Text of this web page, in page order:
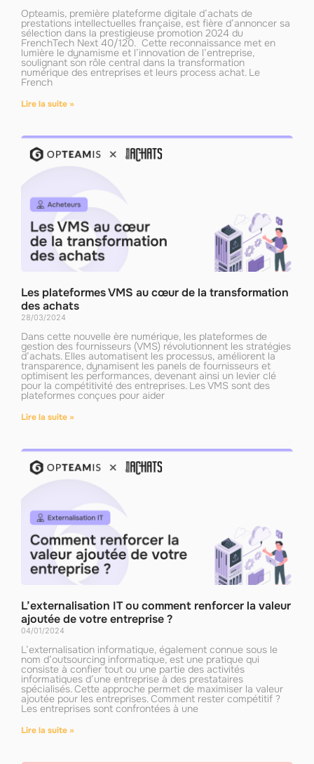
Opteamis, première plateforme digitale d’achats de
prestations intellectuelles française, est fière d’annoncer sa
sélection dans la prestigieuse promotion 2024 du
FrenchTech Next 40/120. Cette reconnaissance met en
lumière le dynamisme et l’innovation de l’entreprise,
soulignant son rôle central dans la transformation
numérique des entreprises et leurs process achat. Le
French
Lire la suite »
Les plateformes VMS au cœur de la transformation
des achats
28/03/2024
Dans cette nouvelle ère numérique, les plateformes de
gestion des fournisseurs (VMS) révolutionnent les stratégies
d’achats. Elles automatisent les processus, améliorent la
transparence, dynamisent les panels de fournisseurs et
optimisent les performances, devenant ainsi un levier clé
pour la compétitivité des entreprises. Les VMS sont des
plateformes conçues pour aider
Lire la suite »
L’externalisation IT ou comment renforcer la valeur
ajoutée de votre entreprise ?
04/01/2024
L’externalisation informatique, également connue sous le
nom d’outsourcing informatique, est une pratique qui
consiste à confier tout ou une partie des activités
informatiques d’une entreprise à des prestataires
spécialisés. Cette approche permet de maximiser la valeur
ajoutée pour les entreprises. Comment rester compétitif ?
Les entreprises sont confrontées à une
Lire la suite »